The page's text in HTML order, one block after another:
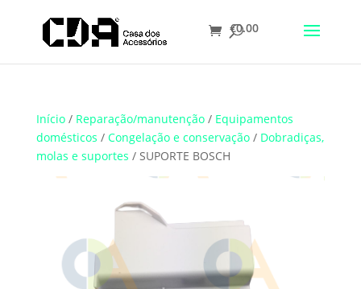
Translate
€0.00
Início/ Reparação/manutenção/ Equipamentos
domésticos / Congelação e conservação/ Dobradiças,
molas e suportes / SUPORTE BOSCH